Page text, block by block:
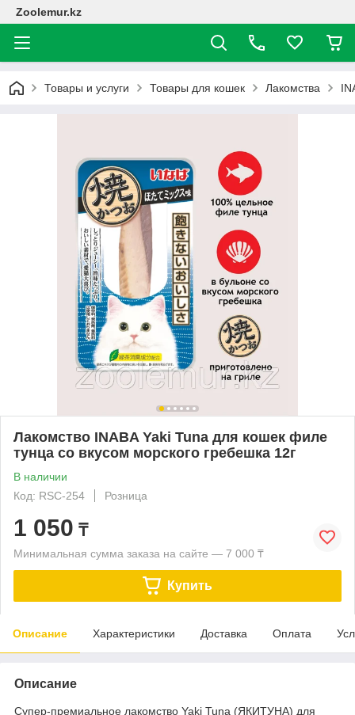
Zoolemur.kz
Товары и услуги Товары для кошек Лакомства
Лакомство INABA Yaki Tuna для кошек филе
тунца со вкусом морского гребешка 12г
В наличии
Код: RSC-254
Розница
1 050 ₸
Минимальная сумма заказа на сайте — 7 000 ₸
Купить
Описание Характеристики Доставка Оплата
Описание
Супер-премиальное лакомство Yaki Tuna (ЯКИТУНА) для